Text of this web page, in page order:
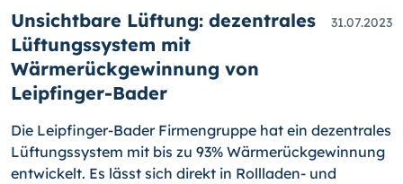
Unsichtbare Lüftung: dezentrales
Lüftungssystem mit
Wärmerückgewinnung von
Leipfinger-Bader
31.07.2023
Die Leipfinger-Bader Firmengruppe hat ein dezentrales
Lüftungssystem mit bis zu 93% Wärmerückgewinnung
entwickelt. Es lässt sich direkt in Rollladen- und